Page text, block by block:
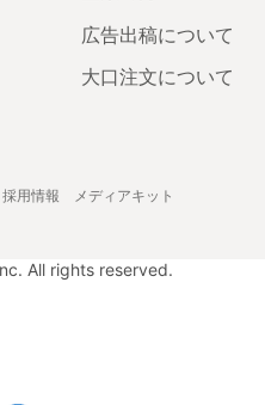
広告出稿について
大口注文について
採用情報 メディアキット
All rights reserved.